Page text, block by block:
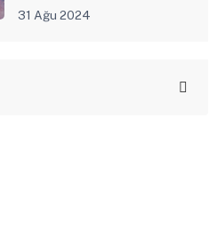
Nerelerde Kullanılır?
31 Ağu 2024